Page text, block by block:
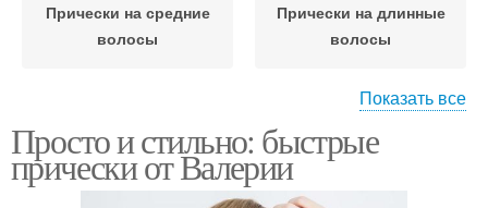
Прически на средние
волосы
Прически на длинные
волосы
волосы
Показать все
Просто и стильно: быстрые
прически от Валерии